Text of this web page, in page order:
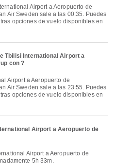
Air Sweden sale a las 00:35. Puedes
opciones de vuelo disponibles en
Tbilisi International Airport a
con ?
Air Sweden sale a las 23:55. Puedes
opciones de vuelo disponibles en
Airport a Aeropuerto de
5h 33m.